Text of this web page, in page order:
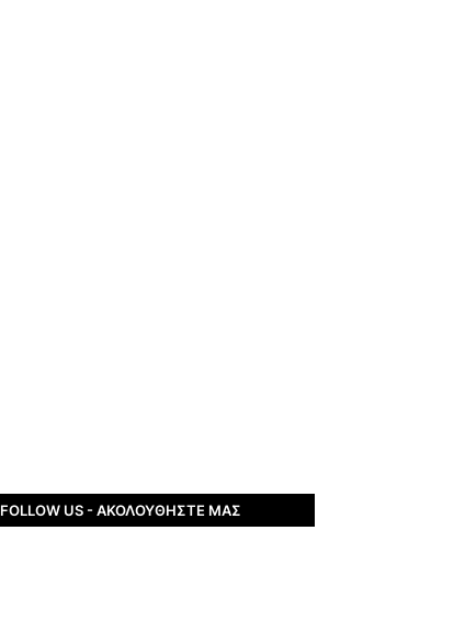
FOLLOW US - ΑΚΟΛΟΥΘΉΣΤΕ ΜΑΣ